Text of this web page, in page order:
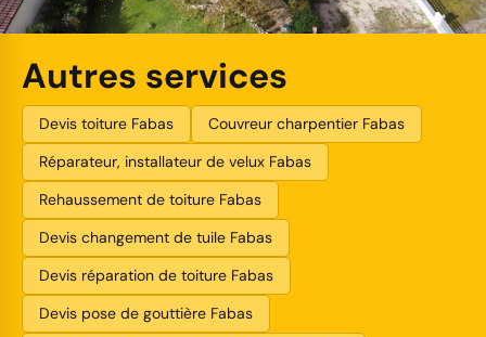
Autres services
Devis toiture Fabas
Couvreur charpentier Fabas
Réparateur, installateur de velux Fabas
Rehaussement de toiture Fabas
Devis changement de tuile Fabas
Devis réparation de toiture Fabas
Devis pose de gouttière Fabas